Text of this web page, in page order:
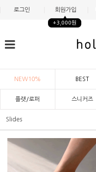
로그인 회원가입
+3,000원
NEW10% BEST
플랫/로퍼 스니커즈
Slides